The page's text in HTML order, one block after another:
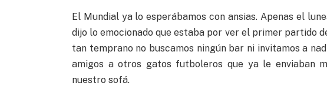
El Mundial ya lo esperábamos con ansias. Apenas el
dijo lo emocionado que estaba por ver el primer partido
tan temprano no buscamos ningún bar ni invitamos a
amigos a otros gatos futboleros que ya le enviaban
nuestro sofá.